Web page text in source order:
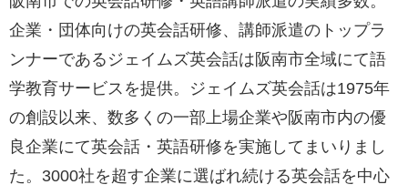
企業・団体向けの英会話研修、講師派遣のトップラ
ンナーであるジェイムズ英会話は阪南市全域にて語
学教育サービスを提供。ジェイムズ英会話は1975年
の創設以来、数多くの一部上場企業や阪南市内の優
良企業にて英会話・英語研修を実施してまいりまし
た。3000社を超す企業に選ばれ続ける英会話を中心